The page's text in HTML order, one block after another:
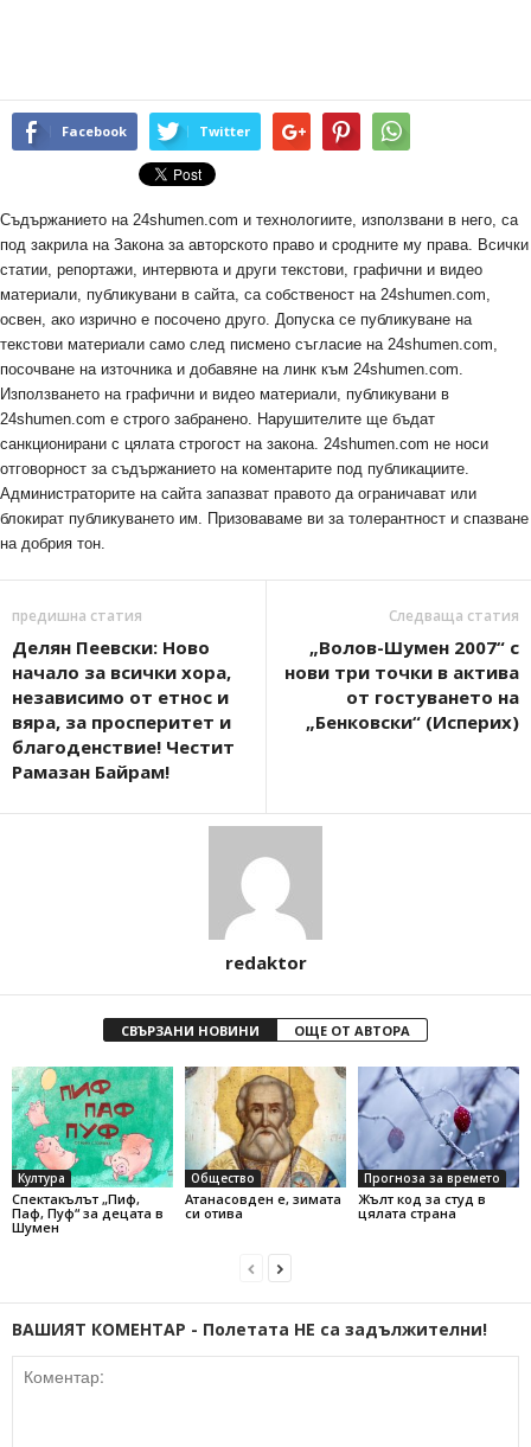
Facebook Twitter
Съдържанието на 24shumen.com и технологиите, използвани в него, са
под закрила на Закона за авторското право и сродните му права. Всички
статии, репортажи, интервюта и други текстови, графични и видео
материали, публикувани в сайта, са собственост на 24shumen.com,
освен, ако изрично е посочено друго. Допуска се публикуване на
текстови материали само след писмено съгласие на 24shumen.com,
посочване на източника и добавяне на линк към 24shumen.com.
Използването на графични и видео материали, публикувани в
24shumen.com е строго забранено. Нарушителите ще бъдат
санкционирани с цялата строгост на закона. 24shumen.com не носи
отговорност за съдържанието на коментарите под публикациите.
Администраторите на сайта запазват правото да ограничават или
блокират публикуването им. Призоваваме ви за толерантност и спазване
на добрия тон.
предишна статия
Делян Пеевски: Ново
начало за всички хора,
независимо от етнос и
вяра, за просперитет и
благоденствие! Честит
Рамазан Байрам!
Следваща статия
„Волов-Шумен 2007“ с
нови три точки в актива
от гостуването на
„Бенковски“ (Исперих)
redaktor
СВЪРЗАНИ НОВИНИ ОЩЕ ОТ АВТОРА
Култура
Спектакълът „Пиф,
Паф, Пуф“ за децата в
Шумен
Общество
Атанасовден е, зимата
си отива
Прогноза за времето
Жълт код за студ в
цялата страна
ВАШИЯТ КОМЕНТАР - Полетата НЕ са задължителни!